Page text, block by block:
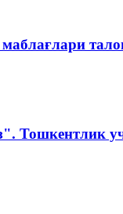
Тошкентлик